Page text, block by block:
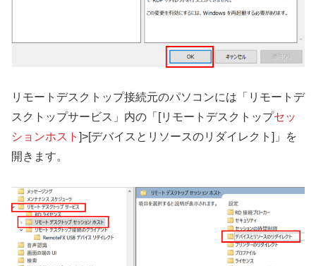
リモートデスクトップ接続元のパソコンには「リモートデ
スクトップサービス」内の「[リモートデスクトップセッ
ションホスト ]>[デバイスとリソースのリダイレクト]」を
開きます。